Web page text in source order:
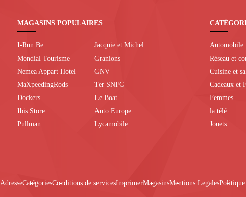
MAGASINS POPULAIRES
I-Run.Be
Mondial Tourisme
Nemea Appart Hotel
MaXpeedingRods
Dockers
Ibis Store
Pullman
Jacquie et Michel
Granions
GNV
Ter SNFC
Le Boat
Auto Europe
Lycamobile
Automobile
Réseau et
Cuisine et
Cadeaux et
Femmes
la télé
Jouets
AdresseCatégoriesConditions de servicesImprimerMagasinsMentions Legales